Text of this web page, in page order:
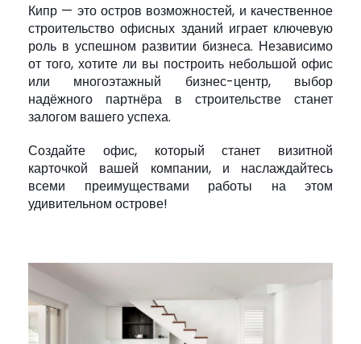
Кипр — это остров возможностей, и качественное
строительство офисных зданий играет ключевую
роль в успешном развитии бизнеса. Независимо
от того, хотите ли вы построить небольшой офис
или многоэтажный бизнес-центр, выбор
надёжного партнёра в строительстве станет
залогом вашего успеха.
Создайте офис, который станет визитной
карточкой вашей компании, и наслаждайтесь
всеми преимуществами работы на этом
удивительном острове!